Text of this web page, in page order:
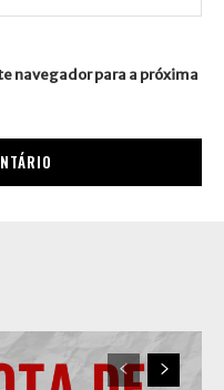
navegador para a próxima